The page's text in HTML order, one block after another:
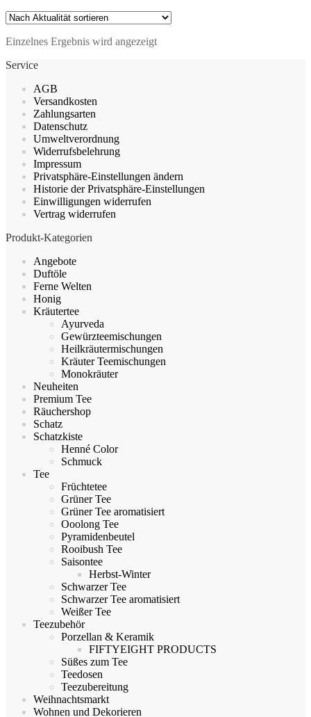
Varianten
Einzelnes Ergebnis wird angezeigt
Service
AGB
Versandkosten
Zahlungsarten
Datenschutz
Umweltverordnung
Widerrufsbelehrung
Impressum
Privatsphäre-Einstellungen ändern
Historie der Privatsphäre-Einstellungen
Einwilligungen widerrufen
Vertrag widerrufen
Produkt-Kategorien
Angebote
Duftöle
Ferne Welten
Honig
Kräutertee
Ayurveda
Gewürzteemischungen
Heilkräutermischungen
Kräuter Teemischungen
Monokräuter
Neuheiten
Premium Tee
Räuchershop
Schatz
Schatzkiste
Henné Color
Schmuck
Tee
Früchtetee
Grüner Tee
Grüner Tee aromatisiert
Ooolong Tee
Pyramidenbeutel
Rooibush Tee
Saisontee
Herbst-Winter
Schwarzer Tee
Schwarzer Tee aromatisiert
Weißer Tee
Teezubehör
Porzellan & Keramik
FIFTYEIGHT PRODUCTS
Süßes zum Tee
Teedosen
Teezubereitung
Weihnachtsmarkt
Wohnen und Dekorieren